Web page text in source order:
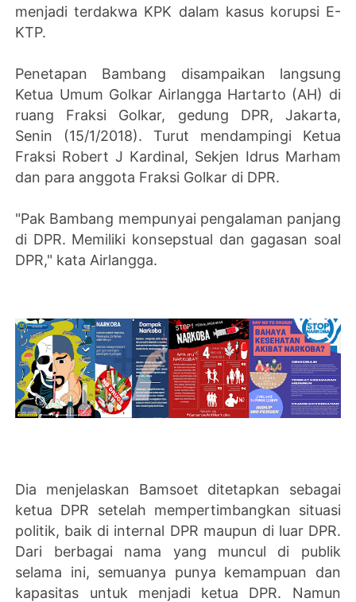
menjadi terdakwa KPK dalam kasus korupsi E-
KTP.
Penetapan Bambang disampaikan langsung
Ketua Umum Golkar Airlangga Hartarto (AH) di
ruang Fraksi Golkar, gedung DPR, Jakarta,
Senin (15/1/2018). Turut mendampingi Ketua
Fraksi Robert J Kardinal, Sekjen Idrus Marham
dan para anggota Fraksi Golkar di DPR.
"Pak Bambang mempunyai pengalaman panjang
di DPR. Memiliki konsepstual dan gagasan soal
DPR," kata Airlangga.
Dia menjelaskan Bamsoet ditetapkan sebagai
ketua DPR setelah mempertimbangkan situasi
politik, baik di internal DPR maupun di luar DPR.
Dari berbagai nama yang muncul di publik
selama ini, semuanya punya kemampuan dan
kapasitas untuk menjadi ketua DPR. Namun